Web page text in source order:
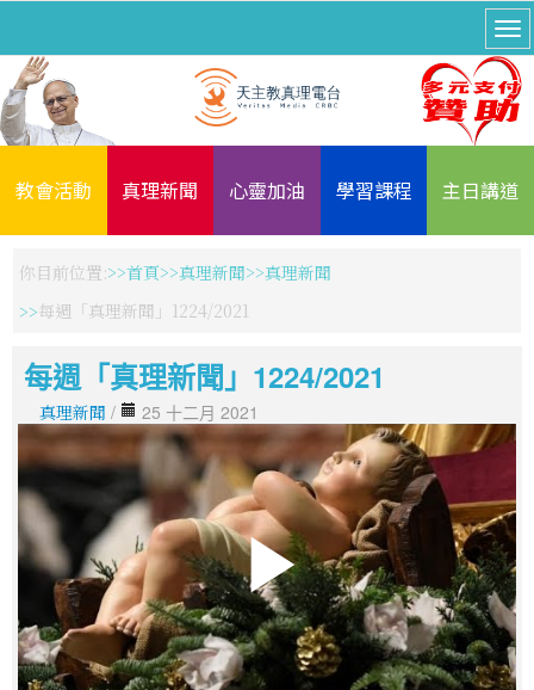
教會活動 真理新聞 心靈加油 學習課程 主日講道
你目前位置: 首頁 真理新聞
真理新聞
每週「真理新聞」1224/2021
每週「真理新聞」1224/2021
真理新聞 / 25 十二月 2021